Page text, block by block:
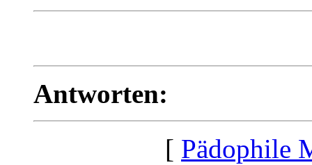
Antworten:
[ Pädophile